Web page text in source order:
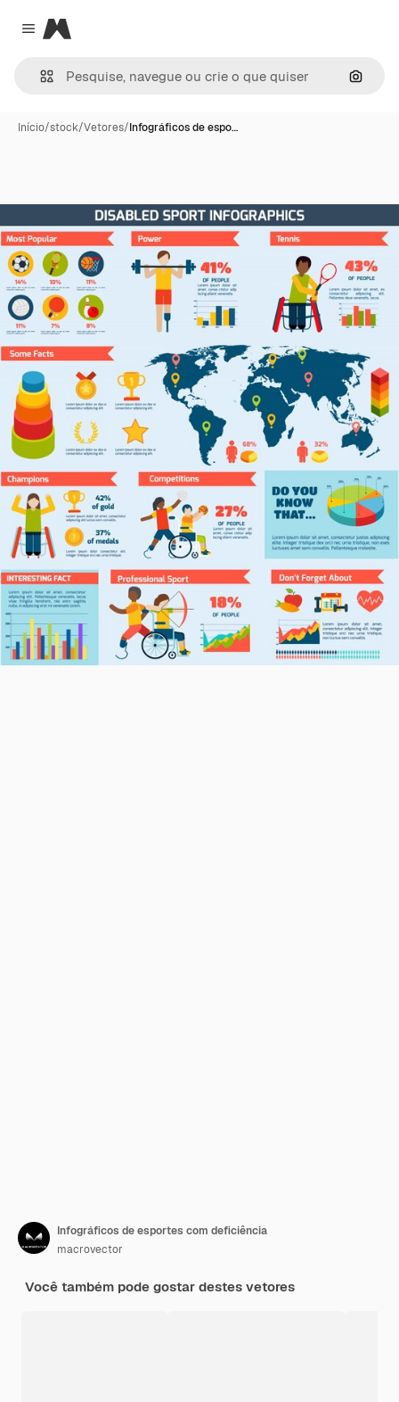
Close menu
Magnific
Início/stock/Vetores/Infográficos de espo…
Infográficos de esportes com deficiência
macrovector
Você também pode gostar destes vetores